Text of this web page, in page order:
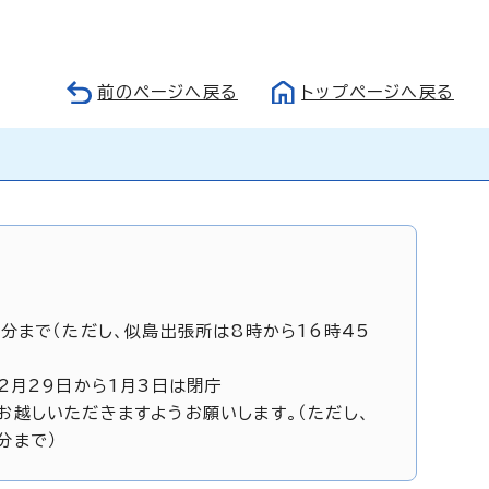
前のページへ戻る トップページへ戻る
で（ただし、似島出張所は8時から16時45
月29日から1月3日は閉庁
しいただきますようお願いします。（ただし、
で）